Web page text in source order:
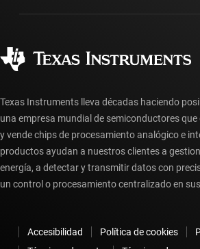
Fabricación
Preguntas frecuentes sobre la cuenta
Preguntas frecuentes sobre pedidos
Texas Instruments lleva décadas haciendo
una empresa mundial de semiconductores
y vende chips de procesamiento analógico e
productos ayudan a nuestros clientes a
energía, a detectar y transmitir datos con
un control o procesamiento centralizado en
Accesibilidad Política de cookies